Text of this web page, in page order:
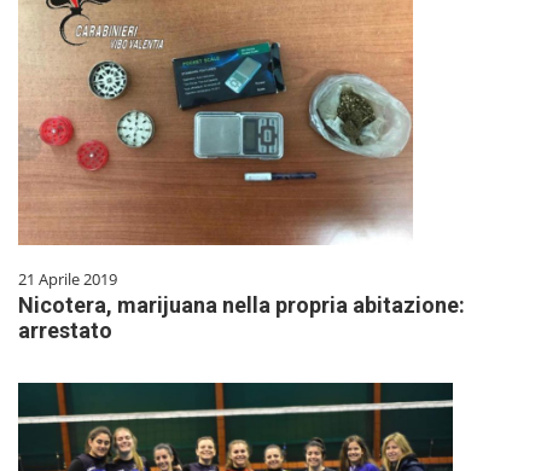
21 Aprile 2019
Nicotera, marijuana nella propria abitazione:
arrestato